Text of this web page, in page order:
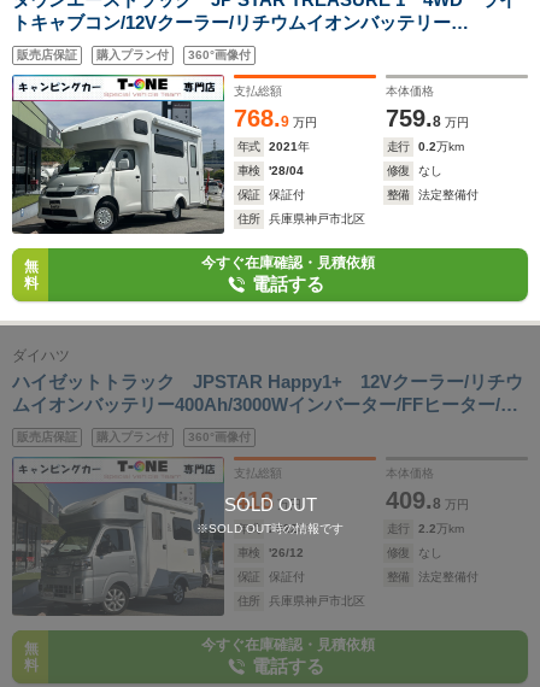
トキャブコン/12Vクーラー/リチウムイオンバッテリー
400Ah/3000Wインバーター/FFヒーター/温水ボイラー/電動サイ
ドオーニング/ソーラーパネル/スカイルーフ/電子レンジ/冷蔵庫/
強化ショック/強化スタビライザー
販売店保証 購入プラン付 360°画像付
支払総額
768.9 万円
本体価格
759.8 万円
年式
2021年 走行 0.2万km
車検
'28/04 修復
なし
保証
保証付 整備
法定整備付
住所
兵庫県神戸市北区
無
料
今すぐ在庫確認・見積依頼
電話する
SOLD OUT
※SOLD OUT時の情報です
ダイハツ
ハイゼットトラック JPSTAR Happy1+ 12Vクーラー/リチウ
ムイオンバッテリー400Ah/3000Wインバーター/FFヒーター/ソ
ーラーパネル/電動オーニング/ナビサブ切替スイッチ/ディスプ
レイオーディオ/ETC/強化ショックアブソーバー/前後スタビラ
イザー/
販売店保証 購入プラン付 360°画像付
支払総額
418 万円
本体価格
409.8 万円
年式
2022年 走行 2.2万km
車検
'26/12 修復
なし
保証
保証付 整備
法定整備付
住所
兵庫県神戸市北区
無
料
今すぐ在庫確認・見積依頼
電話する